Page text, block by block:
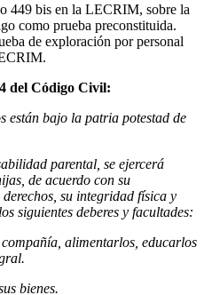
449 bis en la LECRIM, sobre la
como prueba preconstituida.
de exploración por personal
del Código Civil:
están bajo la patria potestad de
parental, se ejercerá
de acuerdo con su
su integridad física y
siguientes deberes y facultades:
alimentarlos, educarlos
bienes.